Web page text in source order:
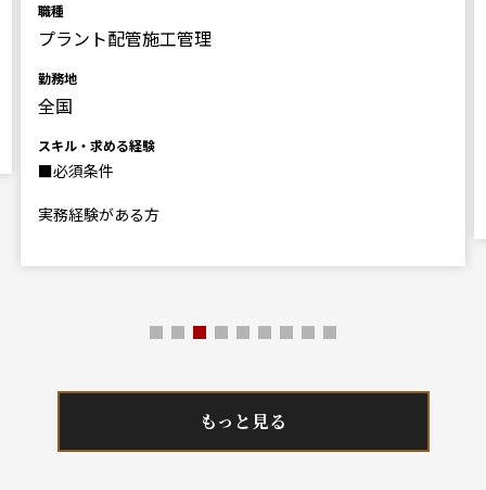
職種
プラント配管施工管理
勤務地
全国
スキル・求める経験
■必須条件
実務経験がある方
もっと見る